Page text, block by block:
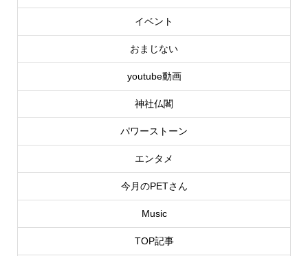
イベント
おまじない
youtube動画
神社仏閣
パワーストーン
エンタメ
今月のPETさん
Music
TOP記事